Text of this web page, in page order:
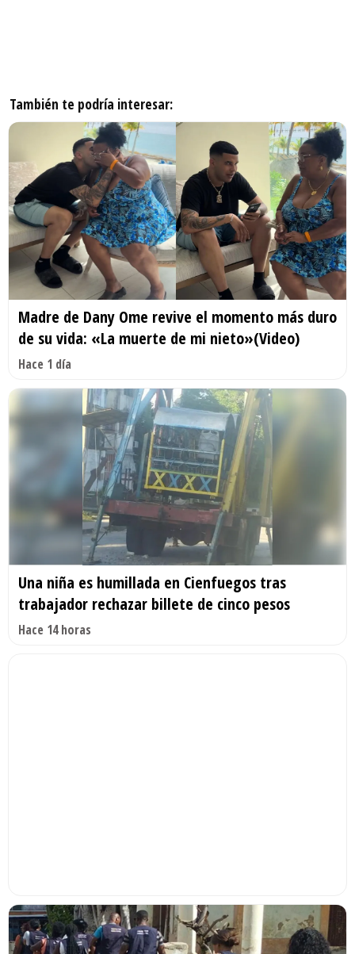
También te podría interesar:
Madre de Dany Ome revive el momento más duro
de su vida: «La muerte de mi nieto»(Video)
Hace 1 día
Una niña es humillada en Cienfuegos tras
trabajador rechazar billete de cinco pesos
Hace 14 horas